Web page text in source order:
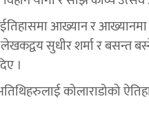
आख्यान र आख्यानमा
लेखकद्वय सुधीर शर्मा र
।
कोलाराडोको